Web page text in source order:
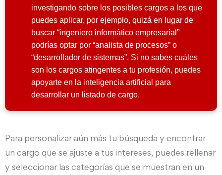
investigando sobre los posibles cargos a los que
puedes aplicar, por ejemplo, quizá en lugar de
buscar “ingeniero informático empresarial”
podrías optar por “analista de procesos” o
“desarrollador de sistemas”. Si no sabes cuáles
son los cargos atingentes a tu profesión, puedes
apoyarte en la inteligencia artificial para
desarrollar un listado de cargo.
Para personalizar aún más tu búsqueda y encontrar
un cargo que se ajuste a tus intereses, puedes rellenar
y seleccionar las categorías que se muestran en un